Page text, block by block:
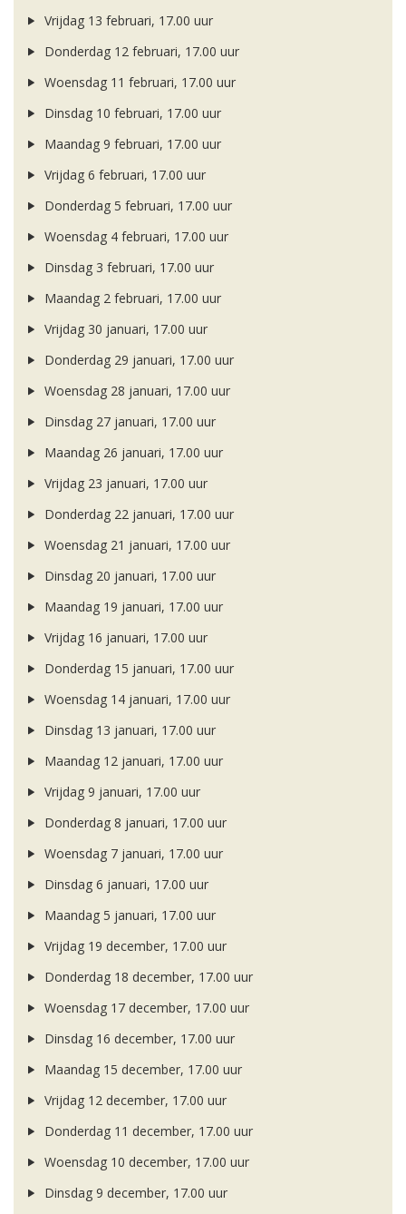
Vrijdag 13 februari, 17.00 uur
Donderdag 12 februari, 17.00 uur
Woensdag 11 februari, 17.00 uur
Dinsdag 10 februari, 17.00 uur
Maandag 9 februari, 17.00 uur
Vrijdag 6 februari, 17.00 uur
Donderdag 5 februari, 17.00 uur
Woensdag 4 februari, 17.00 uur
Dinsdag 3 februari, 17.00 uur
Maandag 2 februari, 17.00 uur
Vrijdag 30 januari, 17.00 uur
Donderdag 29 januari, 17.00 uur
Woensdag 28 januari, 17.00 uur
Dinsdag 27 januari, 17.00 uur
Maandag 26 januari, 17.00 uur
Vrijdag 23 januari, 17.00 uur
Donderdag 22 januari, 17.00 uur
Woensdag 21 januari, 17.00 uur
Dinsdag 20 januari, 17.00 uur
Maandag 19 januari, 17.00 uur
Vrijdag 16 januari, 17.00 uur
Donderdag 15 januari, 17.00 uur
Woensdag 14 januari, 17.00 uur
Dinsdag 13 januari, 17.00 uur
Maandag 12 januari, 17.00 uur
Vrijdag 9 januari, 17.00 uur
Donderdag 8 januari, 17.00 uur
Woensdag 7 januari, 17.00 uur
Dinsdag 6 januari, 17.00 uur
Maandag 5 januari, 17.00 uur
Vrijdag 19 december, 17.00 uur
Donderdag 18 december, 17.00 uur
Woensdag 17 december, 17.00 uur
Dinsdag 16 december, 17.00 uur
Maandag 15 december, 17.00 uur
Vrijdag 12 december, 17.00 uur
Donderdag 11 december, 17.00 uur
Woensdag 10 december, 17.00 uur
Dinsdag 9 december, 17.00 uur